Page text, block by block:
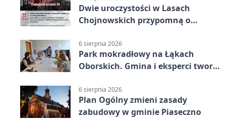
Dwie uroczystości w Lasach
Chojnowskich przypomną o
6 sierpnia 2026
Park mokradłowy na Łąkach
Oborskich. Gmina i eksperci tworzą
6 sierpnia 2026
Plan Ogólny zmieni zasady
zabudowy w gminie Piaseczno